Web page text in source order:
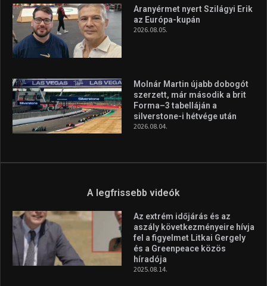
Aranyérmet nyert Szilágyi Erik
az Európa-kupán
2026.08.05.
Molnár Martin újabb dobogót
szerzett, már második a brit
Forma–3 tabelláján a
silverstone-i hétvége után
2026.08.04.
A legfrissebb videók
Az extrém időjárás és az
aszály következményeire hívja
fel a figyelmet Litkai Gergely
és a Greenpeace közös
híradója
2025.08.14.